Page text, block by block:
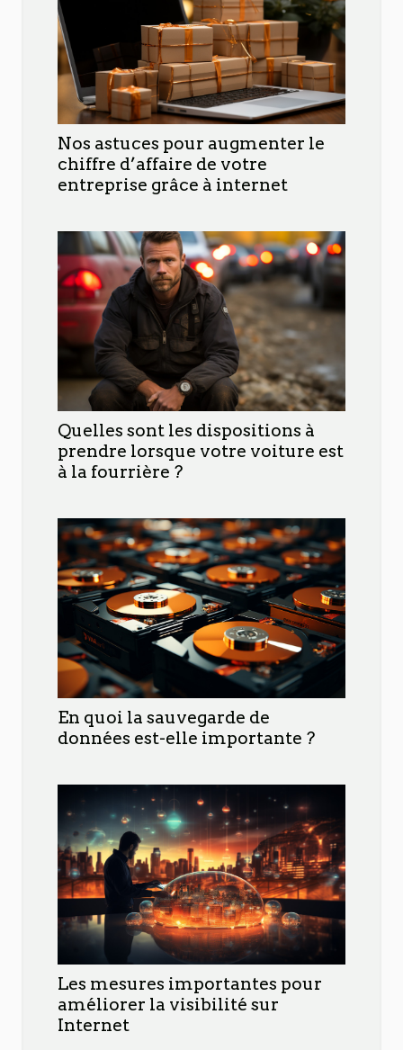
Nos astuces pour augmenter le
chiffre d’affaire de votre
entreprise grâce à internet
Quelles sont les dispositions à
prendre lorsque votre voiture est
à la fourrière ?
En quoi la sauvegarde de
données est-elle importante ?
Les mesures importantes pour
améliorer la visibilité sur
Internet